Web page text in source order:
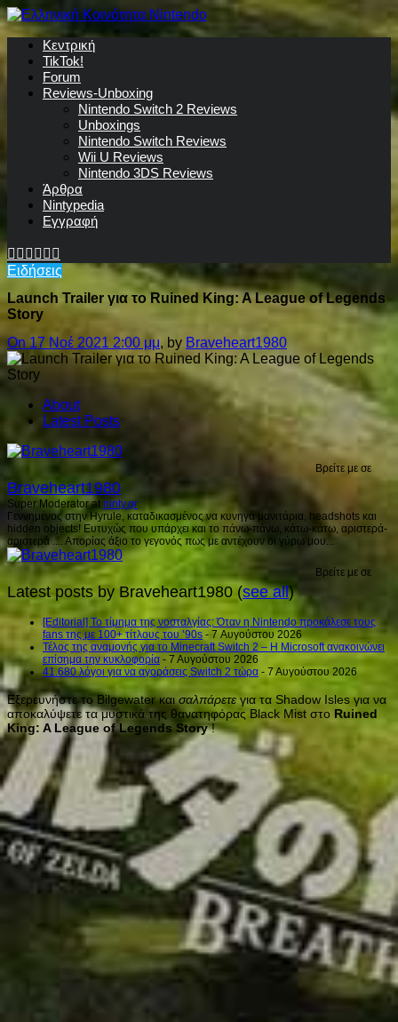
Κεντρική
TikTok!
Forum
Reviews-Unboxing
Nintendo Switch 2 Reviews
Unboxings
Nintendo Switch Reviews
Wii U Reviews
Nintendo 3DS Reviews
Άρθρα
Nintypedia
Εγγραφή
Ειδήσεις
Launch Trailer για το Ruined King: A League of Legends
Story
On 17 Νοέ 2021 2:00 μμ, by Braveheart1980
About
Latest Posts
Βρείτε με σε
Braveheart1980
Super Moderatorat ninty.gr
Γεννημένος στην Hyrule, καταδικασμένος να κυνηγά μανιτάρια, headshots και
hidden objects! Ευτυχώς που υπάρχει και το πάνω-πάνω, κάτω-κάτω, αριστερά-
αριστερά .... Απορίας άξιο το γεγονός πως με αντέχουν οι γύρω μου...
Βρείτε με σε
Latest posts by Braveheart1980(see all)
[Editorial] Το τίμημα της νοσταλγίας: Όταν η Nintendo προκάλεσε τους
fans της με 100+ τίτλους του ’90s - 7 Αυγούστου 2026
Τέλος της αναμονής για το Minecraft Switch 2 – Η Microsoft ανακοινώνει
επίσημα την κυκλοφορία - 7 Αυγούστου 2026
41.680 λόγοι για να αγοράσεις Switch 2 τώρα - 7 Αυγούστου 2026
Εξερευνήστε το Bilgewater καισαλπάρετεγια τα Shadow Isles για να
αποκαλύψετε τα μυστικά της θανατηφόρας Black Mist στο Ruined
King: A League of Legends Story!